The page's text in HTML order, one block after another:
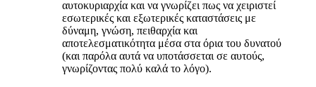
αυτοκυριαρχία και να γνωρίζει πως να χειριστεί
εσωτερικές και εξωτερικές καταστάσεις με
δύναμη, γνώση, πειθαρχία και
αποτελεσματικότητα μέσα στα όρια του δυνατού
(και παρόλα αυτά να υποτάσσεται σε αυτούς,
γνωρίζοντας πολύ καλά το λόγο).